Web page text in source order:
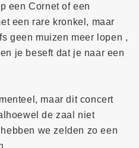
een Cornet of een
een rare kronkel, maar
geen muizen meer lopen ,
je beseft dat je naar een
maar dit concert
de zaal niet
we zelden zo een